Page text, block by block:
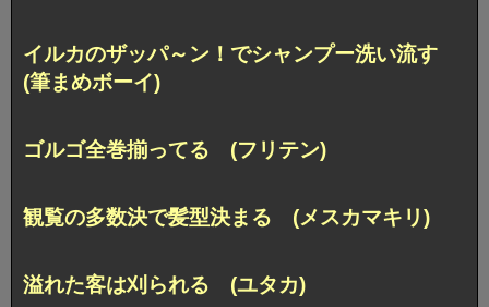
イルカのザッパ～ン！でシャンプー洗い流す
(筆まめボーイ)
ゴルゴ全巻揃ってる (フリテン)
観覧の多数決で髪型決まる (メスカマキリ)
溢れた客は刈られる (ユタカ)